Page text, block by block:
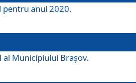
pentru anul 2020.
al Municipiului Braşov.